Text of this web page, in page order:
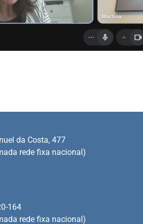
164
rede fixa nacional)
da Costa, 477
rede fixa nacional)